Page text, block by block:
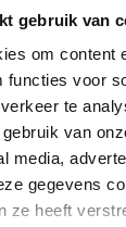
gebruik van
om content
functies voor
te
van
media,
gegevens
ze heeft
termijn beter
De
Aeris Swopper.
over